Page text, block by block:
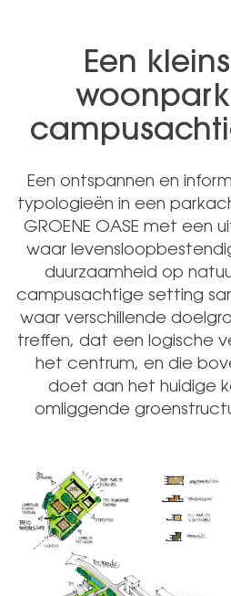
Een
Een ontspannen en
typologieën in een
GROENE OASE met een
waar
duurzaamheid op
campusachtige setting
waar verschillende
treffen, dat een logische
het centrum, en die
doet aan het huidige
omliggende